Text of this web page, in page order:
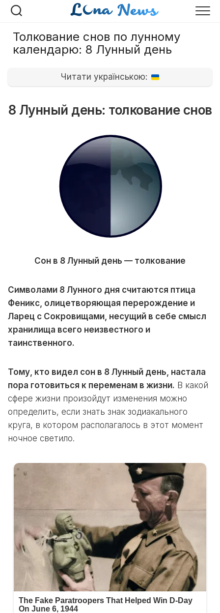
Перейти
Толкование снов по лунному
календарю: 8 Лунный день
Читати українською:
8 Лунный день: толкование снов
Сон в 8 Лунный день — толкование
Символами 8 Лунного дня считаются птица
Феникс, олицетворяющая перерождение и
Ларец с Сокровищами, несущий в себе смысл
хранилища всего неизвестного и
таинственного.
Тому, кто видел сон в 8 Лунный день, настала
пора готовиться к переменам в жизни. В какой
сфере жизни произойдут изменения можно
определить, если знать знак зодиакального
круга, в котором располагалось в этот момент
ночное светило.